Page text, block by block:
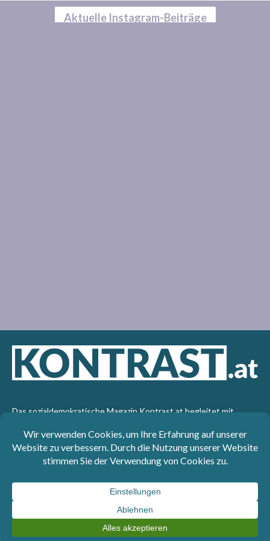
Aktuelle Instagram-Beiträge
Das sozialdemokratische Magazin Kontrast.at begleitet mit
Gesellschaft, Staat und Wirtschaft von einem progressiven,
emanzipatorischen Standpunkt aus. Kontrast wirft den Blick der
sozialen Gerechtigkeit auf die Welt.
: SPÖ-Klub - 1017 Wien - Telefon: +43 1 40110-
3393 - e-mail: redaktion@kontrast.at -
Datenschutzerklärung